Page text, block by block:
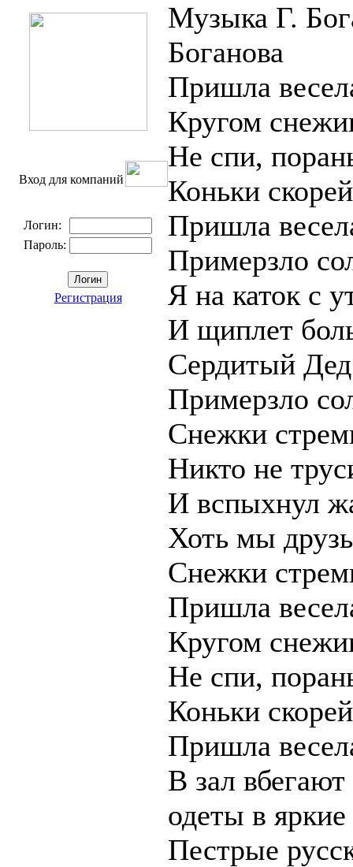
Вход для компаний
Логин:
Пароль:
Регистрация
Музыка Г.
Боганова
Пришла
Кругом
Не спи,
Коньки
Пришла
Примерзло
Я на каток с
И щиплет
Сердитый
Примерзло
Снежки
Никто не
И вспыхнул
Хоть мы
Снежки
Пришла
Кругом
Не спи,
Коньки
Пришла
В зал
одеты в
Пестрые